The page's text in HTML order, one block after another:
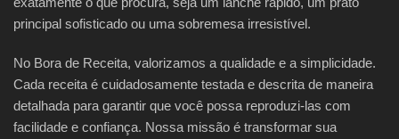
principal sofisticado ou uma sobremesa irresistível.
No Bora de Receita, valorizamos a qualidade e a simplicidade.
Cada receita é cuidadosamente testada e descrita de maneira
detalhada para garantir que você possa reproduzi-las com
facilidade e confiança. Nossa missão é transformar sua